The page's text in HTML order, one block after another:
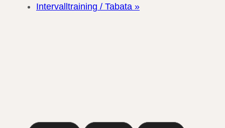
Intervalltraining / Tabata »